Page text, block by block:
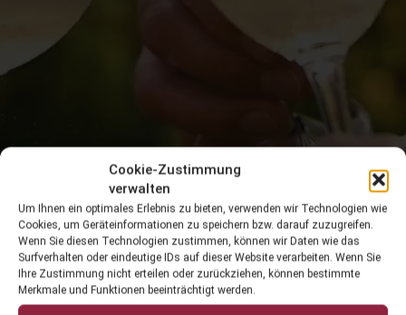
Cookie-Zustimmung
verwalten
Um Ihnen ein optimales Erlebnis zu bieten, verwenden wir Technologien wie
Cookies, um Geräteinformationen zu speichern bzw. darauf zuzugreifen.
Wenn Sie diesen Technologien zustimmen, können wir Daten wie das
Surfverhalten oder eindeutige IDs auf dieser Website verarbeiten. Wenn Sie
Ihre Zustimmung nicht erteilen oder zurückziehen, können bestimmte
Merkmale und Funktionen beeinträchtigt werden.